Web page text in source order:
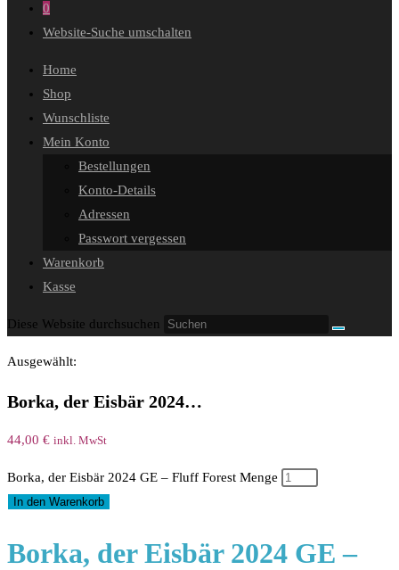
0
Website-Suche umschalten
Home
Shop
Wunschliste
Mein Konto
Bestellungen
Konto-Details
Adressen
Passwort vergessen
Warenkorb
Kasse
Diese Website durchsuchen
Ausgewählt:
Borka, der Eisbär 2024…
44,00 € inkl. MwSt
Borka, der Eisbär 2024 GE – Fluff Forest Menge
In den Warenkorb
Borka, der Eisbär 2024 GE –